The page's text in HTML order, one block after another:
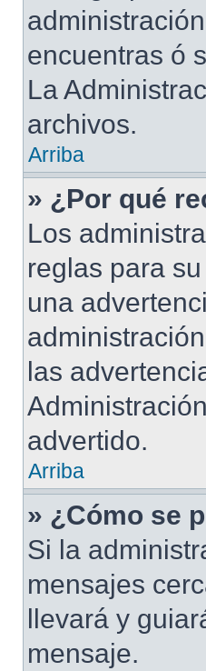
encuentras ó
La
archivos.
Arriba
» ¿Por qué
Los
reglas para
una
las
advertido.
Arriba
» ¿Cómo se
Si la
mensajes
llevará y
mensaje.